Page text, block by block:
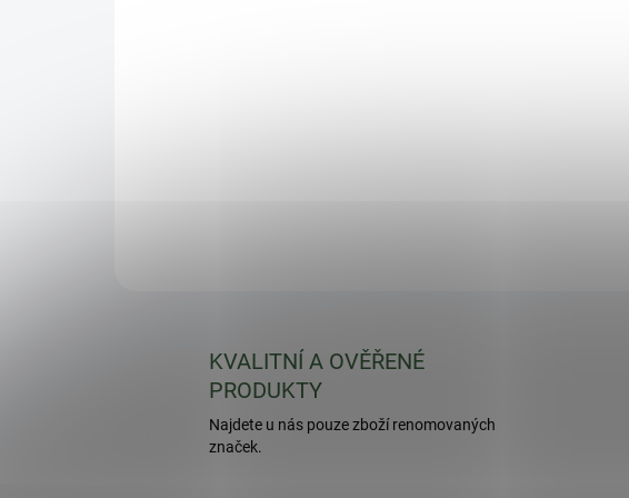
KVALITNÍ A OVĚŘENÉ
PRODUKTY
Najdete u nás pouze zboží renomovaných
značek.